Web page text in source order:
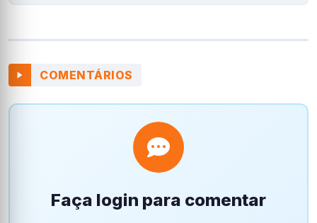
COMENTÁRIOS
Faça login para comentar